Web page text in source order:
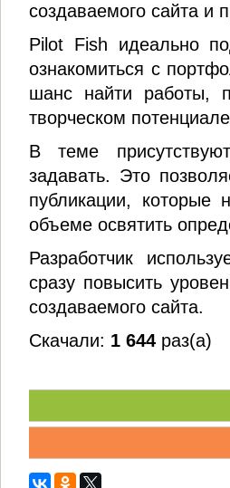
создаваемого сайта и
Pilot Fish идеально
ознакомиться с
шанс найти работы,
творческом
В теме
задавать. Это
публикации,
объеме освятить
Разработчик
сразу повысить
создаваемого сайта.
Скачали: 1 644 раз(а)